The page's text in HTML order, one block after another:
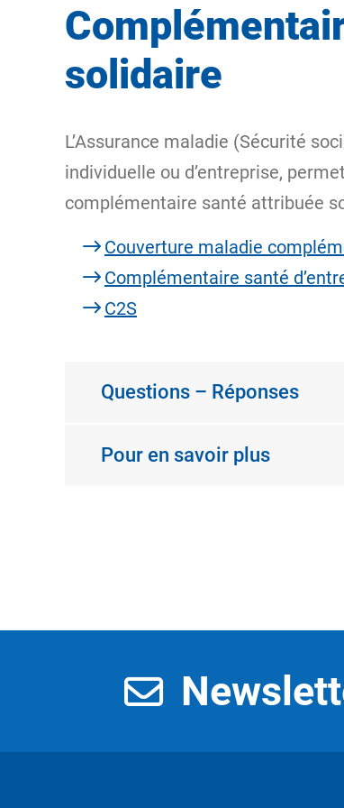
solidaire
L’Assurance maladie (Sécurité
individuelle ou d’entreprise,
complémentaire santé attribuée
Couverture maladie
Complémentaire santé
C2S
Questions – Réponses
Pour en savoir plus